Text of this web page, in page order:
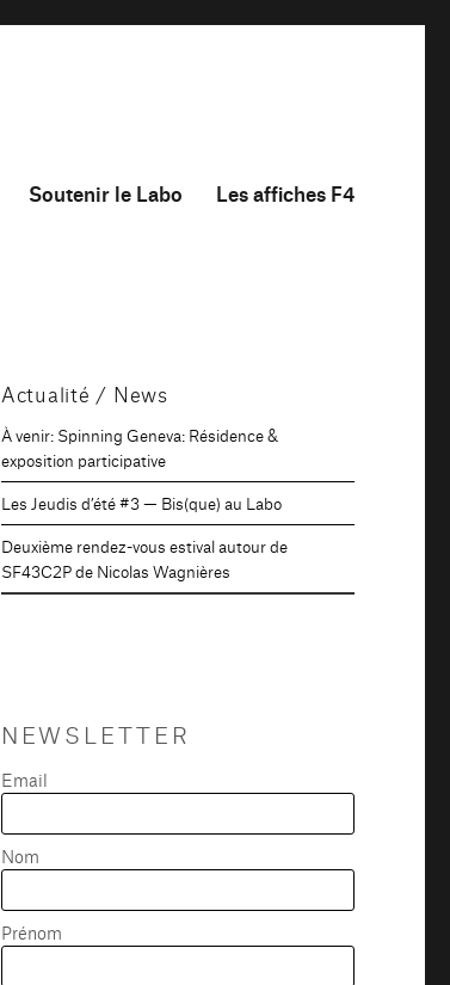
Soutenir le Labo Les affiches F4
Actualité / News
À venir: Spinning Geneva: Résidence &
exposition participative
Les Jeudis d’été #3 — Bis(que) au Labo
Deuxième rendez-vous estival autour de
SF43C2P de Nicolas Wagnières
NEWSLETTER
Email
Nom
Prénom